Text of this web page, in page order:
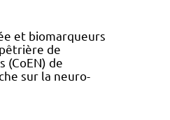
et biomarqueurs
de
(CoEN) de
sur la neuro-